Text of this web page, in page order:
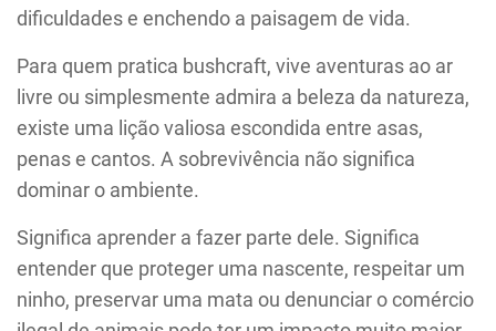
dificuldades e enchendo a paisagem de vida.
Para quem pratica bushcraft, vive aventuras ao ar
livre ou simplesmente admira a beleza da natureza,
existe uma lição valiosa escondida entre asas,
penas e cantos. A sobrevivência não significa
dominar o ambiente.
Significa aprender a fazer parte dele. Significa
entender que proteger uma nascente, respeitar um
ninho, preservar uma mata ou denunciar o comércio